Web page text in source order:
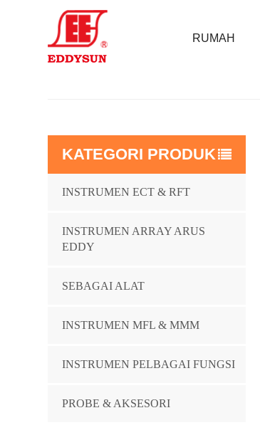
RUMAH
KATEGORI PRODUK
INSTRUMEN ECT & RFT
INSTRUMEN ARRAY ARUS
EDDY
SEBAGAI ALAT
INSTRUMEN MFL & MMM
INSTRUMEN PELBAGAI FUNGSI
PROBE & AKSESORI